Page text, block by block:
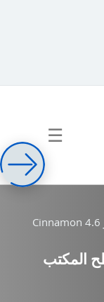
☰
إصدار Cinnamon 4.6